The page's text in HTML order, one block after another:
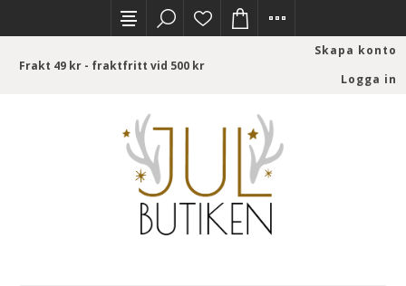
Frakt 49 kr - fraktfritt vid 500 kr
Skapa konto
Logga in